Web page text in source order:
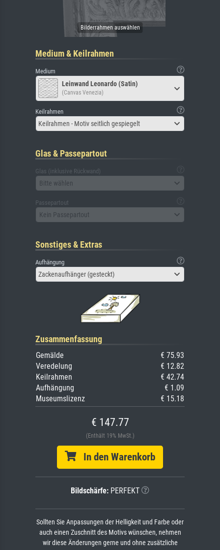
Medium & Keilrahmen
Medium
Leinwand Leonardo (Satin)
(Canvas Venezia)
Keilrahmen
Keilrahmen - Motiv seitlich gespiegelt
Glas & Passepartout
Glas (inklusive Rückwand)
Bitte wählen
Passepartout
Kein Passepartout
Sonstiges & Extras
Aufhängung
Zackenaufhänger (gesteckt)
Zusammenfassung
Gemälde
€ 75.93
Veredelung
€ 12.82
Keilrahmen
€ 42.74
Aufhängung
€ 1.09
Museumslizenz
€ 15.18
€ 147.77
(Enthält 19% MwSt.)
In den Warenkorb
Bildschärfe: PERFEKT
Sollten Sie Anpassungen der Helligkeit und Farbe oder
auch einen Zuschnitt des Motivs wünschen, nehmen
wir diese Änderungen gerne und ohne zusätzliche